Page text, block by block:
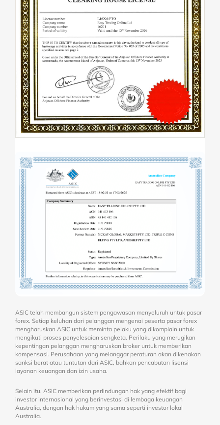
ASIC telah membangun sistem pengawasan menyeluruh untuk pasar
forex. Setiap keluhan dari pelanggan mengenai peserta pasar forex
mengharuskan ASIC untuk meminta pelaku yang dikomplain untuk
mengikuti proses penyelesaian sengketa. Perilaku yang merugikan
kepentingan pelanggan mengharuskan broker untuk memberikan
kompensasi. Perusahaan yang melanggar peraturan akan dikenakan
sanksi berat atau tuntutan dari ASIC, bahkan pencabutan lisensi
layanan keuangan dan izin usaha.
Selain itu, ASIC memberikan perlindungan hak yang efektif bagi
investor internasional yang berinvestasi di lembaga keuangan
Australia, dengan hak hukum yang sama seperti investor lokal
Australia.